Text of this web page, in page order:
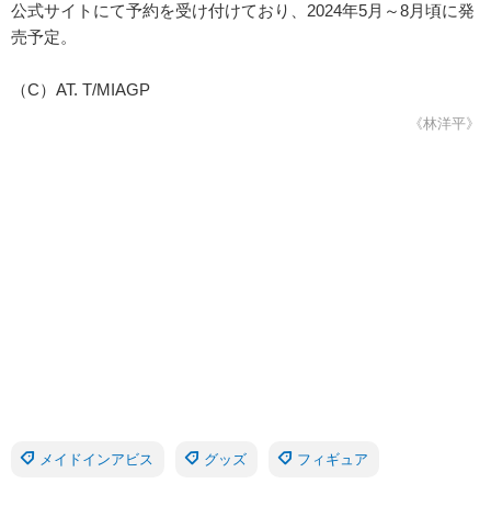
公式サイトにて予約を受け付けており、2024年5月～8月頃に発
売予定。
（C）AT. T/MIAGP
《林洋平》
メイドインアビス グッズ フィギュア